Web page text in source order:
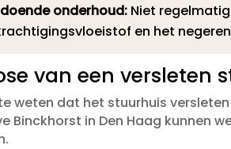
onderhoud: Niet
en het
van een versleten
weten dat het stuurhuis
Binckhorst in Den Haag kunnen